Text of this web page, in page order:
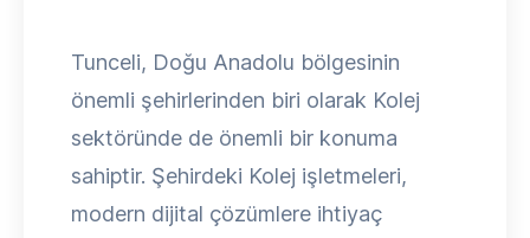
Tunceli, Doğu Anadolu bölgesinin
önemli şehirlerinden biri olarak Kolej
sektöründe de önemli bir konuma
sahiptir. Şehirdeki Kolej işletmeleri,
modern dijital çözümlere ihtiyaç